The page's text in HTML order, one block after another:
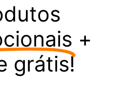
+
grátis!